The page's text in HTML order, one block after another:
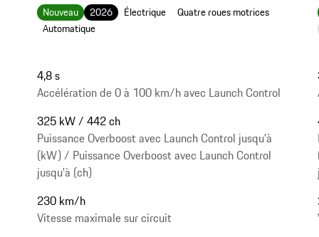
Nouveau 2026 Électrique
Quatre roues motrices
Automatique
4,8 s
Accélération de 0 à 100 km/h avec Launch Control
325 kW / 442 ch
Puissance Overboost avec Launch Control jusqu'à
(kW) / Puissance Overboost avec Launch Control
jusqu'à (ch)
230 km/h
Vitesse maximale sur circuit